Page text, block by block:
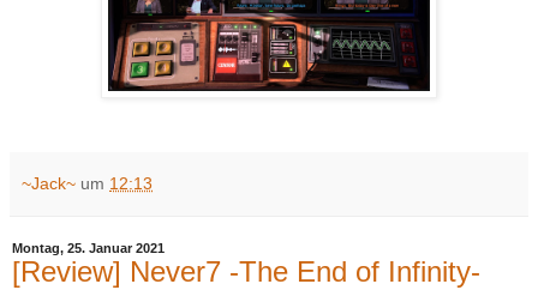
~Jack~ um 12:13
Montag, 25. Januar 2021
[Review] Never7 -The End of Infinity-